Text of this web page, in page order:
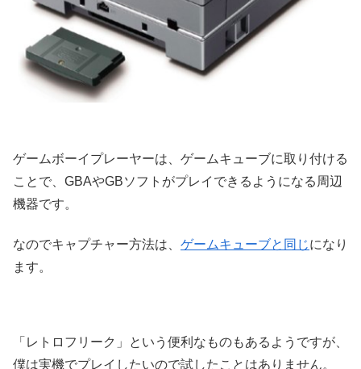
ゲームボーイプレーヤーは、ゲームキューブに取り付ける
ことで、GBAやGBソフトがプレイできるようになる周辺
機器です。
なのでキャプチャー方法は、 ゲームキューブと同じになり
ます。
「レトロフリーク」という便利なものもあるようですが、
僕は実機でプレイしたいので試したことはありません。